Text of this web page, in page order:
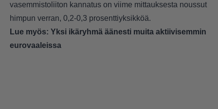
vasemmistoliiton kannatus on viime mittauksesta noussut
himpun verran, 0,2-0,3 prosenttiyksikköä.
Lue myös: Yksi ikäryhmä äänesti muita aktiivisemmin
eurovaaleissa